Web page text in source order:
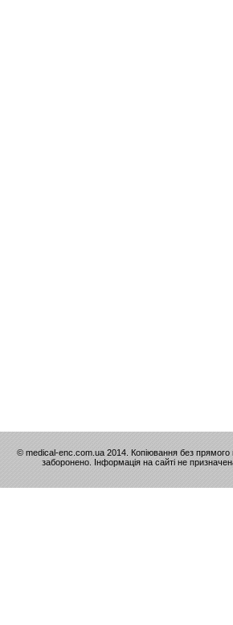
© medical-enc.com.ua 2014. Копіювання без прямого
заборонено. Інформація на сайті не